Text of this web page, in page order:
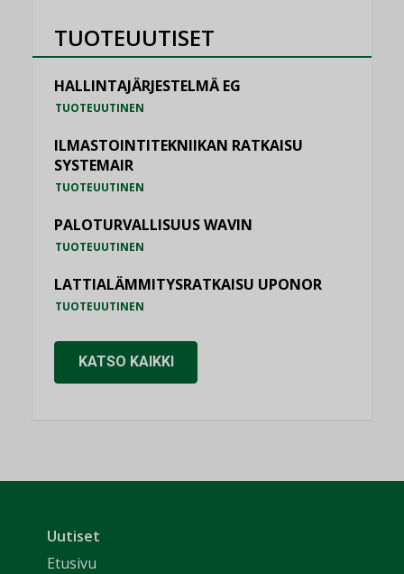
TUOTEUUTISET
HALLINTAJÄRJESTELMÄ EG
TUOTEUUTINEN
ILMASTOINTITEKNIIKAN RATKAISU
SYSTEMAIR
TUOTEUUTINEN
PALOTURVALLISUUS WAVIN
TUOTEUUTINEN
LATTIALÄMMITYSRATKAISU UPONOR
TUOTEUUTINEN
KATSO KAIKKI
Uutiset
Etusivu